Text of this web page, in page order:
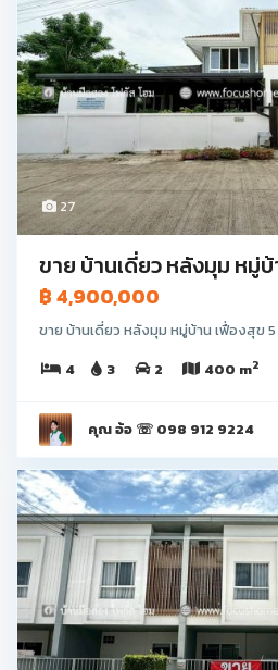
27
ขาย บ้านเดี่ยว หลังมุม หมู่บ้
฿ 4,900,000
ขาย บ้านเดี่ยว หลังมุม หมู่บ้าน เฟื่องสุข
4
3 2 400 m2
คุณ อ้อ ☏ 098 912 9224